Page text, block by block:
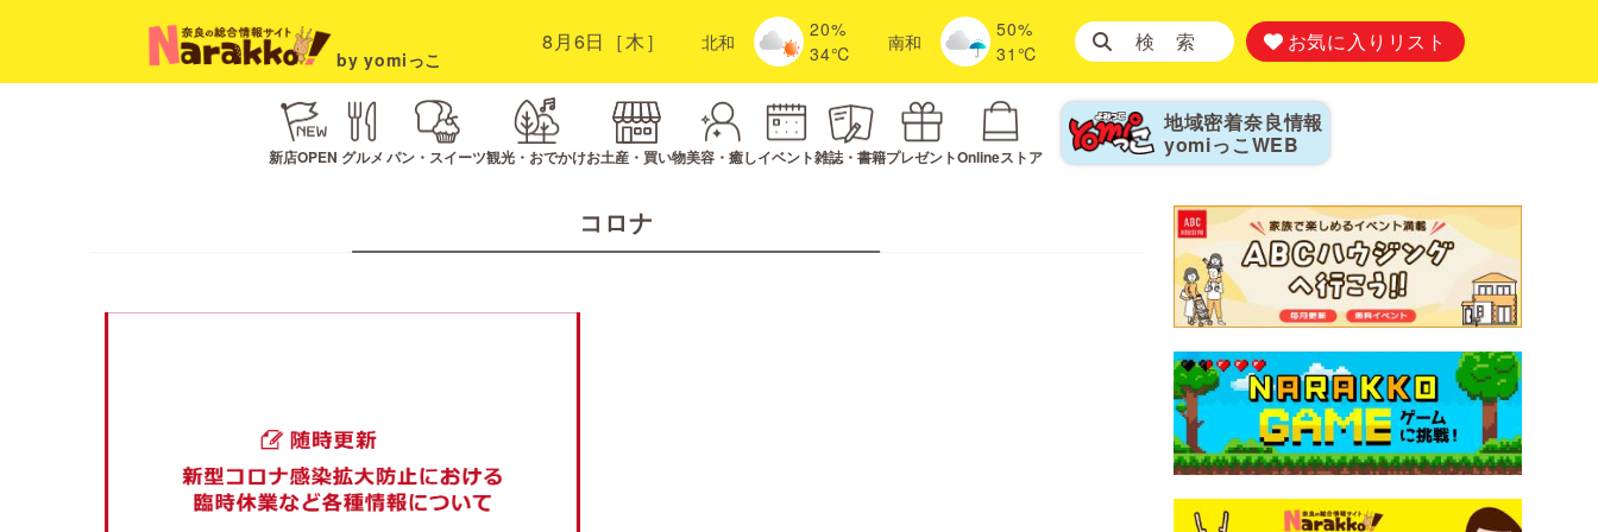
by yomiっこ
8月6日［木］ 北和
20%
34℃
南和
50%
31℃
検 索 お気に入りリスト
新店OPEN グルメ パン・スイーツ観光・おでかけお土産・買い物美容・癒しイベント雑誌・書籍プレゼントOnlineストア
地域密着奈良情報
yomiっこ WEB
コロナ